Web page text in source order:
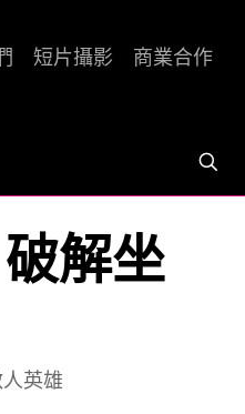
短片攝影 商業合作
解坐
英雄